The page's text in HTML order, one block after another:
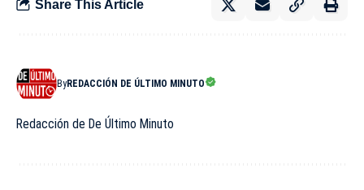
Share This Article
ByREDACCIÓN DE ÚLTIMO MINUTO
Redacción de De Último Minuto